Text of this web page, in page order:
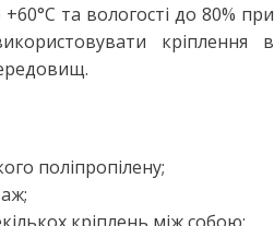
та вологості до 80% при
кріплення в
поліпропілену;